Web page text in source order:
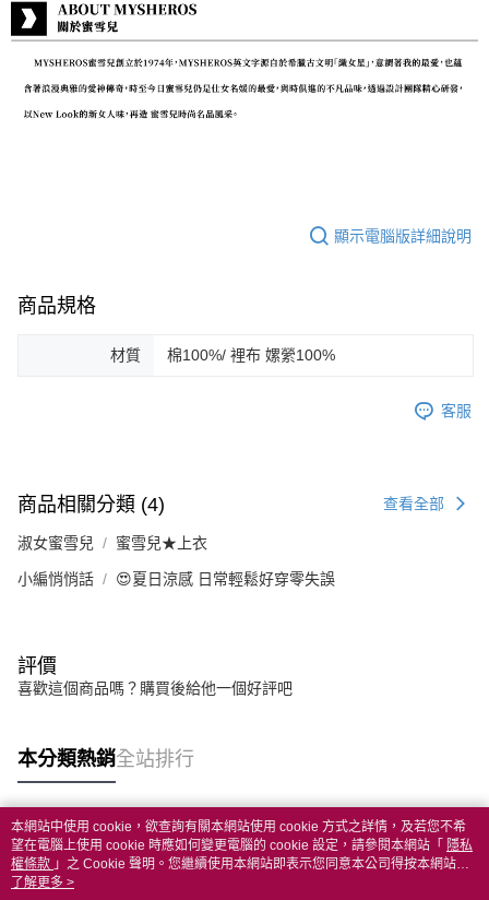
顯示電腦版詳細說明
商品規格
材質 棉100%/ 裡布 嫘縈100%
客服
商品相關分類 (4) 查看全部
淑女蜜雪兒 蜜雪兒★上衣
小編悄悄話 😍夏日涼感 日常輕鬆好穿零失誤
評價
喜歡這個商品嗎？購買後給他一個好評吧
本分類熱銷全站排行
熱門標籤
本網站中使用 cookie，欲查詢有關本網站使用 cookie 方式之詳情，及若您不希
望在電腦上使用 cookie 時應如何變更電腦的 cookie 設定，請參閱本網站「 隱私
權條款 」之 Cookie 聲明。您繼續使用本網站即表示您同意本公司得按本網站使
用條款之 Cookie 聲明使用 cookie。
了解更多 >